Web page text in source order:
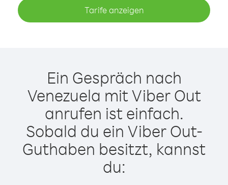
Tarife anzeigen
Ein Gespräch nach
Venezuela mit Viber Out
anrufen ist einfach.
Sobald du ein Viber Out-
Guthaben besitzt, kannst
du: